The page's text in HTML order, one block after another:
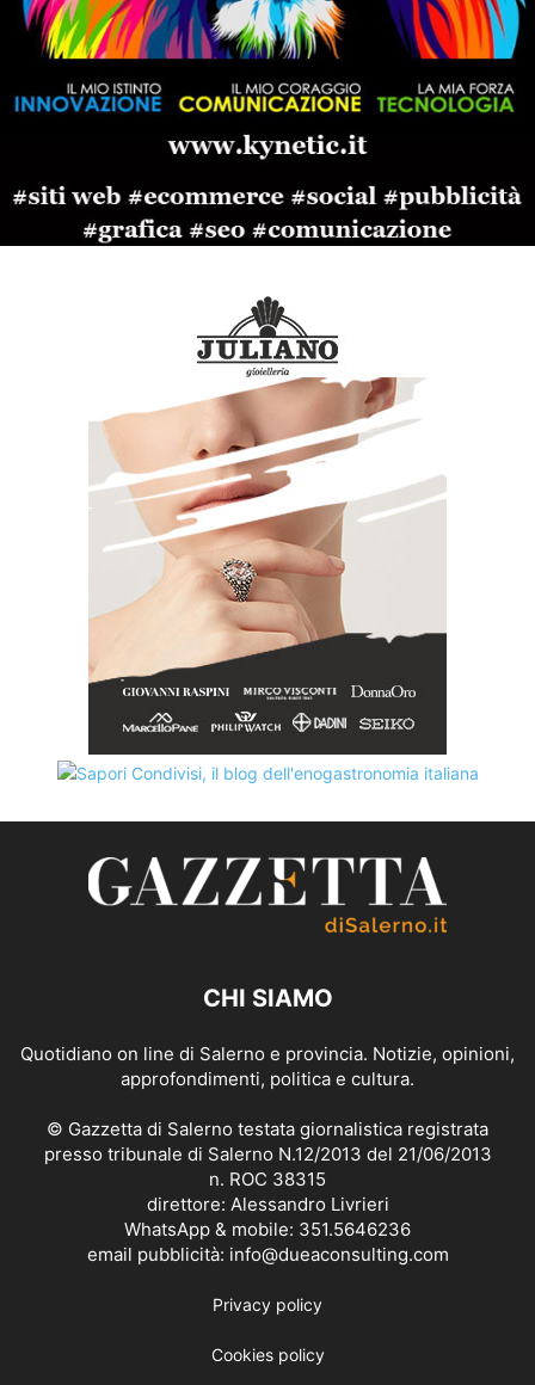
CHI SIAMO
Quotidiano on line di Salerno e provincia. Notizie, opinioni,
approfondimenti, politica e cultura.
© Gazzetta di Salerno testata giornalistica registrata
presso tribunale di Salerno N.12/2013 del 21/06/2013
n. ROC 38315
direttore: Alessandro Livrieri
WhatsApp & mobile: 351.5646236
email pubblicità: info@dueaconsulting.com
Privacy policy
Cookies policy